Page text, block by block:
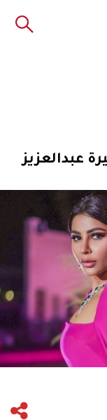
عبدالعزيز